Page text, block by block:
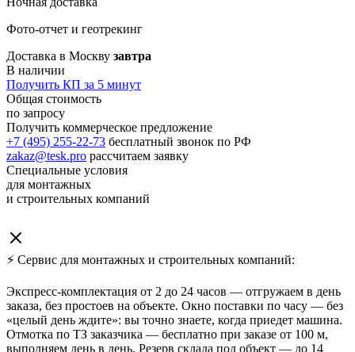
Фото-отчет и геотрекинг
Доставка в Москву завтра
В наличии
Получить КП за 5 минут
Общая стоимость
по запросу
Получить коммерческое предложение
+7 (495) 255-22-73 бесплатный звонок по РФ
zakaz@tesk.pro рассчитаем заявку
Специальные условия
для монтажных
и строительных компаний
⚡ Сервис для монтажных и строительных компаний:
Экспресс-комплектация от 2 до 24 часов — отгружаем в день
заказа, без простоев на объекте. Окно поставки по часу — без
«целый день ждите»: вы точно знаете, когда приедет машина.
Отмотка по ТЗ заказчика — бесплатно при заказе от 100 м,
выполняем день в день. Резерв склада под объект — до 14